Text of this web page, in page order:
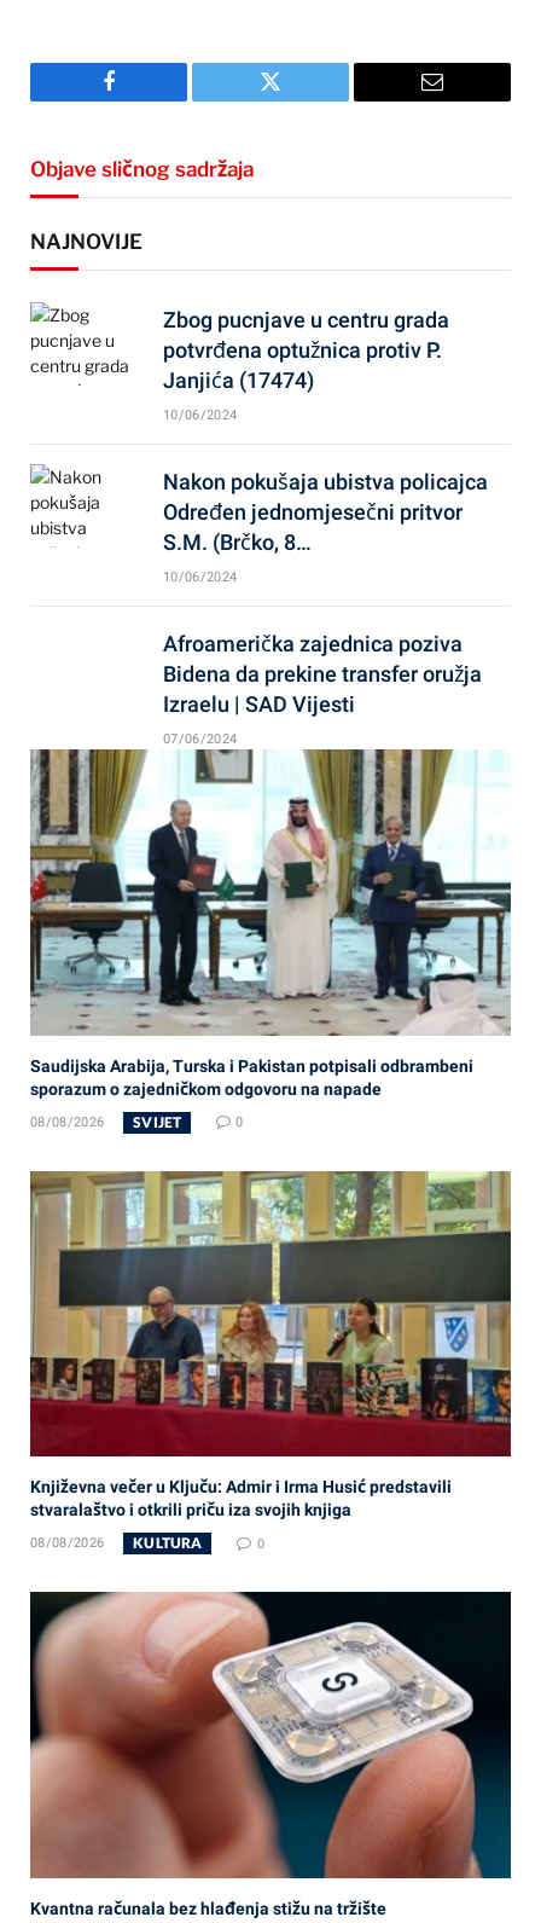
Facebook Twitter Email
Objave sličnog sadržaja
NAJNOVIJE
Zbog pucnjave u centru grada
potvrđena optužnica protiv P.
Janjića (17474)
10/06/2024
Nakon pokušaja ubistva policajca
Određen jednomjesečni pritvor
S.M. (Brčko, 8…
10/06/2024
Afroamerička zajednica poziva
Bidena da prekine transfer oružja
Izraelu | SAD Vijesti
07/06/2024
Saudijska Arabija, Turska i Pakistan potpisali odbrambeni
sporazum o zajedničkom odgovoru na napade
08/08/2026 SVIJET 0
Književna večer u Ključu: Admir i Irma Husić predstavili
stvaralaštvo i otkrili priču iza svojih knjiga
08/08/2026 KULTURA 0
Kvantna računala bez hlađenja stižu na tržište